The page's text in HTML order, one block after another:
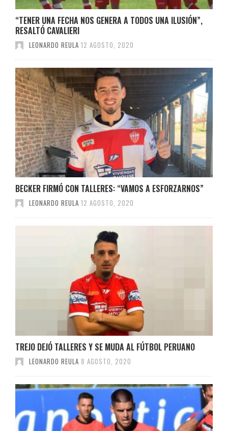
“TENER UNA FECHA NOS GENERA A TODOS UNA ILUSIÓN”,
RESALTÓ CAVALIERI
LEONARDO REULA 12 AGOSTO, 2020
BECKER FIRMÓ CON TALLERES: “VAMOS A ESFORZARNOS”
LEONARDO REULA 12 AGOSTO, 2020
TREJO DEJÓ TALLERES Y SE MUDA AL FÚTBOL PERUANO
LEONARDO REULA 8 AGOSTO, 2020